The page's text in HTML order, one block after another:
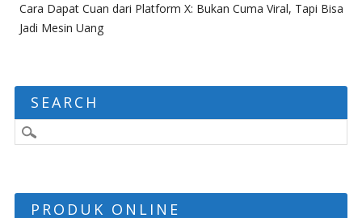
Cara Dapat Cuan dari Platform X: Bukan Cuma Viral, Tapi Bisa
Jadi Mesin Uang
SEARCH
PRODUK ONLINE